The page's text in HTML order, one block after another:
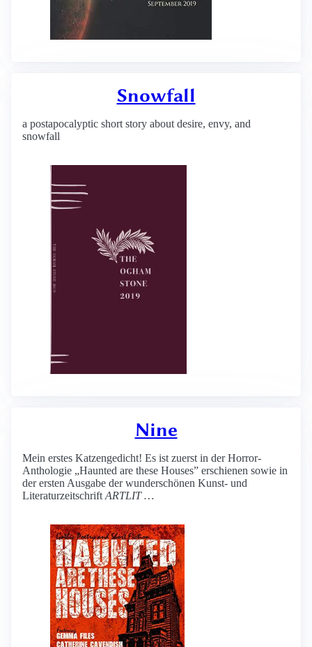
Snowfall
a postapocalyptic short story about desire, envy, and
snowfall
Nine
Mein erstes Katzengedicht! Es ist zuerst in der Horror-
Anthologie „Haunted are these Houses” erschienen sowie in
der ersten Ausgabe der wunderschönen Kunst- und
Literaturzeitschrift ARTLIT …